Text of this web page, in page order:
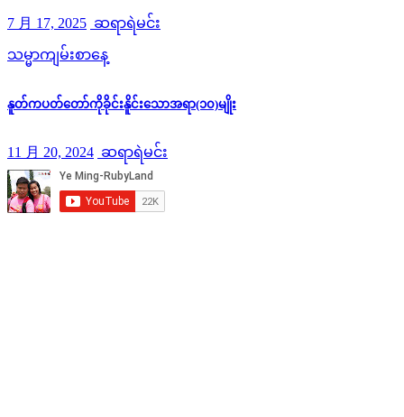
7 月 17, 2025 ဆရာရဲမင်း
သမ္မာကျမ်းစာနေ့
နူတ်ကပတ်တော်ကိုခိုင်းနိူင်းသောအရာ(၁၀)မျိုး
11 月 20, 2024 ဆရာရဲမင်း